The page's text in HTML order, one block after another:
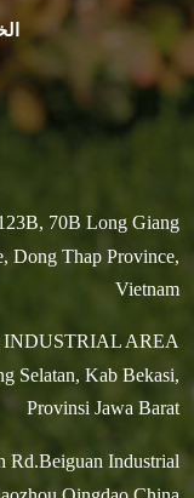
70B Long Giang
Dong Thap Province,
Vietnam
INDUSTRIAL AREA
Selatan, Kab Bekasi,
Provinsi Jawa Barat
Rd.Beiguan Industrial